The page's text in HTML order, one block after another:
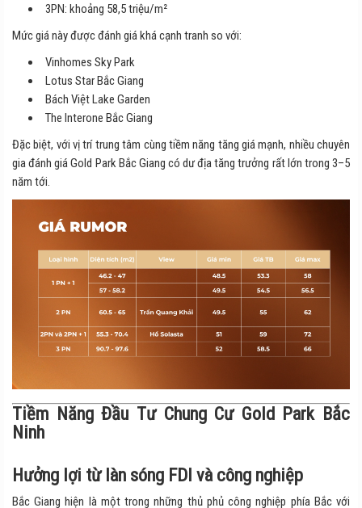
3PN: khoảng 58,5 triệu/m²
Mức giá này được đánh giá khá cạnh tranh so với:
Vinhomes Sky Park
Lotus Star Bắc Giang
Bách Việt Lake Garden
The Interone Bắc Giang
Đặc biệt, với vị trí trung tâm cùng tiềm năng tăng giá mạnh, nhiều chuyên
gia đánh giá Gold Park Bắc Giang có dư địa tăng trưởng rất lớn trong 3–5
năm tới.
Tiềm Năng Đầu Tư Chung Cư Gold Park Bắc
Ninh
Hưởng lợi từ làn sóng FDI và công nghiệp
Bắc Giang hiện là một trong những thủ phủ công nghiệp phía Bắc với